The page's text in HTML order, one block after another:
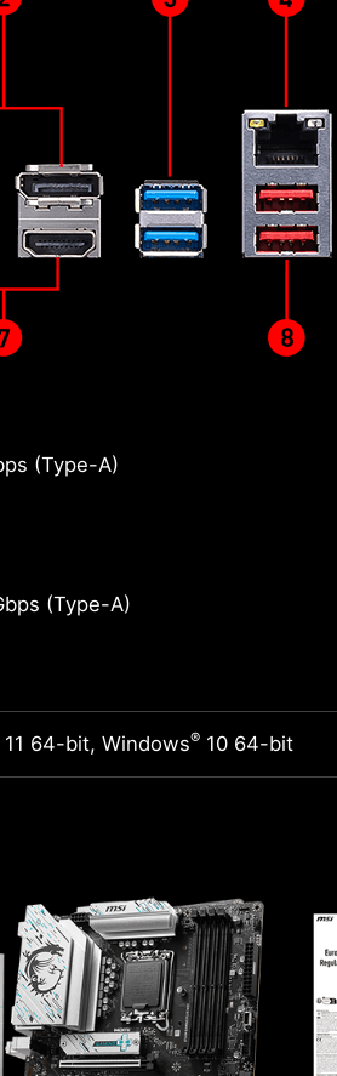
(Type-A)
(Type-A)
11 64-bit, Windows® 10 64-bit